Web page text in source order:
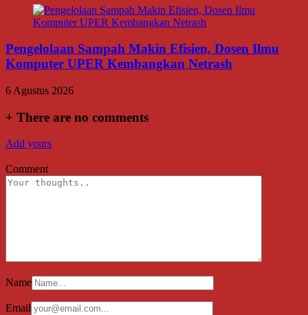
Pengelolaan Sampah Makin Efisien, Dosen Ilmu
Komputer UPER Kembangkan Netrash
6 Agustus 2026
+ There are no comments
Add yours
Comment
Name
Email